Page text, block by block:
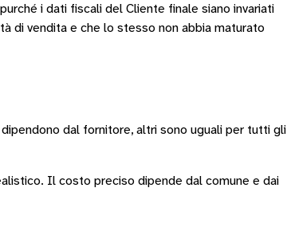
i dati fiscali del Cliente finale siano invariati
di vendita e che lo stesso non abbia maturato
dipendono dal fornitore, altri sono uguali per tutti gli
Il costo preciso dipende dal comune e dai